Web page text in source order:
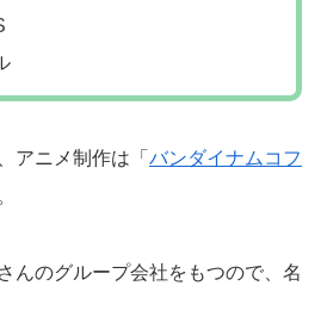
アニメ制作は「 バンダイナムコフ
んのグループ会社をもつので、名